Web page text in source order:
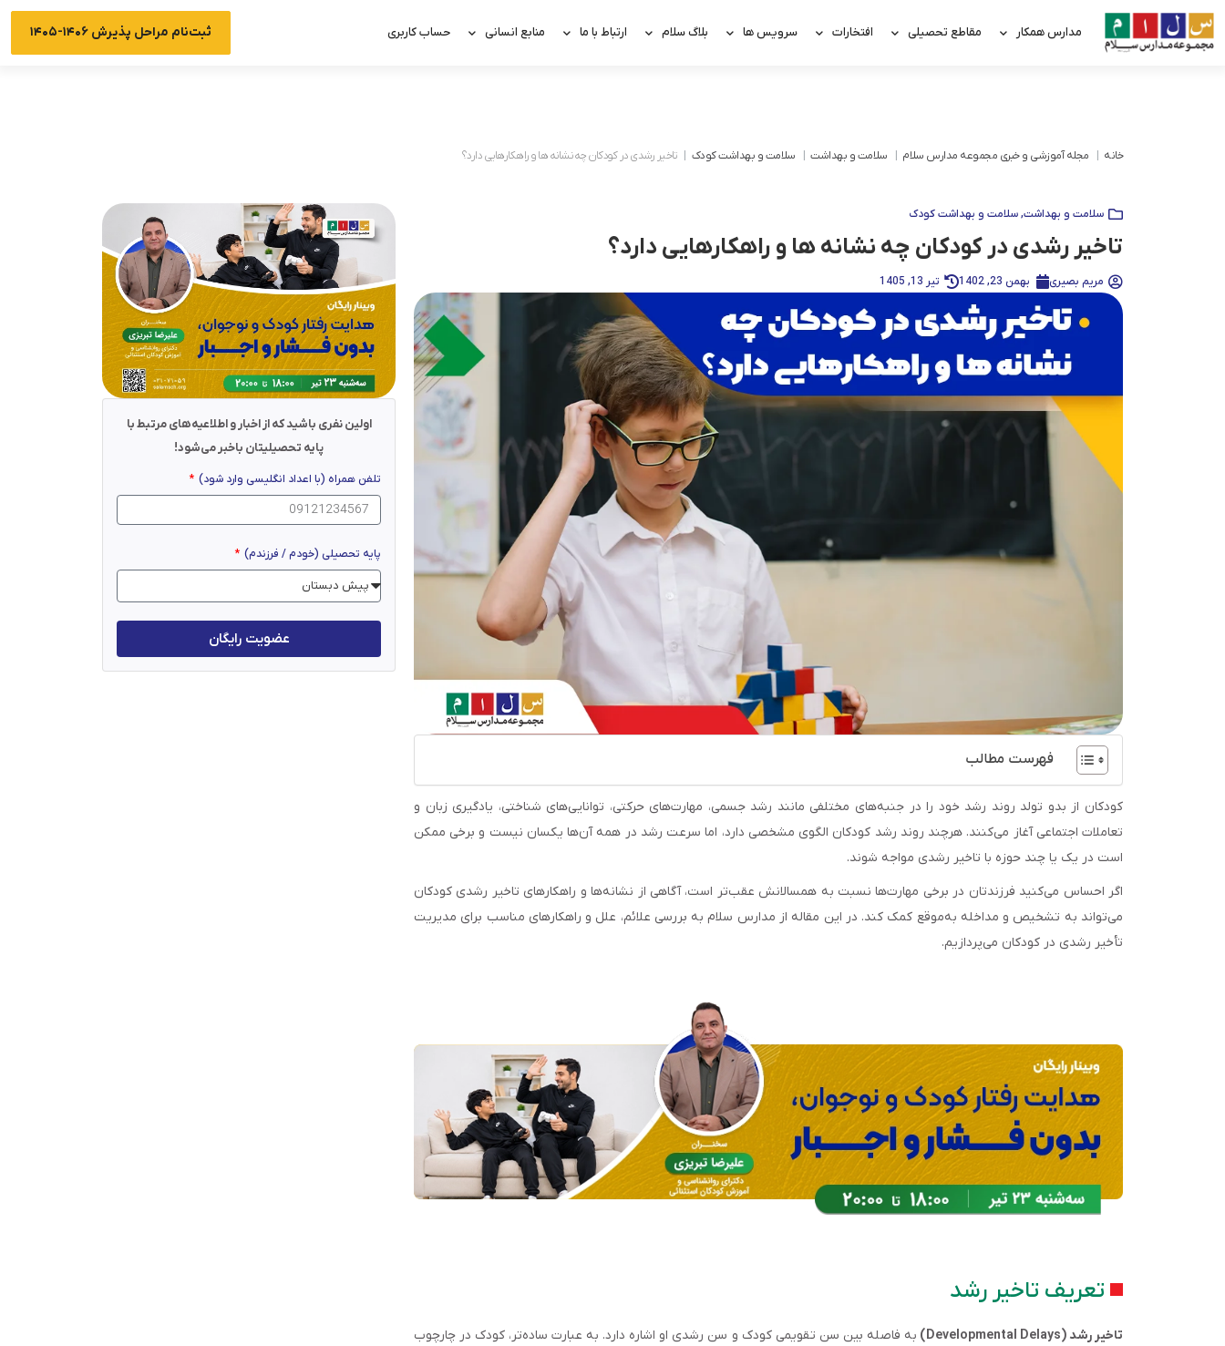
مدارس همکار مقاطع تحصیلی افتخارات سرویس ها بلاگ سلام ارتباط با ما منابع انسانی حساب کاربری ثبت‌نام مراحل پذیرش ۱۴۰۶-۱۴۰۵
خانه مجله آموزشی و خبری مجموعه مدارس سلام سلامت و بهداشت سلامت و بهداشت کودک تاخیر رشدی در کودکان چه نشانه ها و راهکارهایی دارد؟
سلامت و بهداشت,سلامت و بهداشت کودک
تاخیر رشدی در کودکان چه نشانه ها و راهکارهایی دارد؟
مریم بصیری بهمن 23, 1402 تیر 13, 1405
فهرست مطالب
کودکان از بدو تولد روند رشد خود را در جنبه‌های مختلفی مانند رشد جسمی، مهارت‌های حرکتی، توانایی‌های شناختی، یادگیری زبان و
تعاملات اجتماعی آغاز می‌کنند. هرچند روند رشد کودکان الگوی مشخصی دارد، اما سرعت رشد در همه آن‌ها یکسان نیست و برخی ممکن
است در یک یا چند حوزه با تاخیر رشدی مواجه شوند.
اگر احساس می‌کنید فرزندتان در برخی مهارت‌ها نسبت به همسالانش عقب‌تر است، آگاهی از نشانه‌ها و راهکارهای تاخیر رشدی کودکان
می‌تواند به تشخیص و مداخله به‌موقع کمک کند. در این مقاله از مدارس سلام به بررسی علائم، علل و راهکارهای مناسب برای مدیریت
تأخیر رشدی در کودکان می‌پردازیم.
تعریف تاخیر رشد
تاخیر رشد (Developmental Delays)
به فاصله بین سن تقویمی کودک و سن رشدی او اشاره دارد. به عبارت ساده‌تر، کودک در چارچوب
اولین نفری باشید که از اخبار و اطلاعیه‌های مرتبط با
پایه تحصیلیتان باخبر می‌شود!
تلفن همراه (با اعداد انگلیسی وارد شود)
پایه تحصیلی (خودم / فرزندم)
عضویت رایگان